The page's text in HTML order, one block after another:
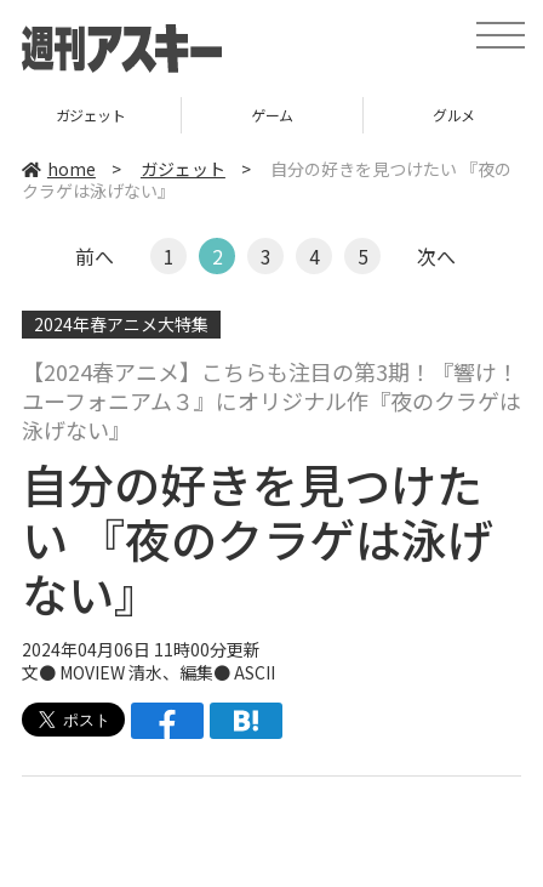
t
o
v
ガジェット ゲーム グルメ
home > ガジェット >
自分の好きを見つけたい 『夜の
クラゲは泳げない』
前へ 1 2 3 4 5 次へ
2024年春アニメ大特集
【2024春アニメ】こちらも注目の第3期！『響け！
ユーフォニアム３』にオリジナル作『夜のクラゲは
泳げない』
自分の好きを見つけた
い 『夜のクラゲは泳げ
ない』
2024年04月06日 11時00分更新
文● MOVIEW清水、編集● ASCII